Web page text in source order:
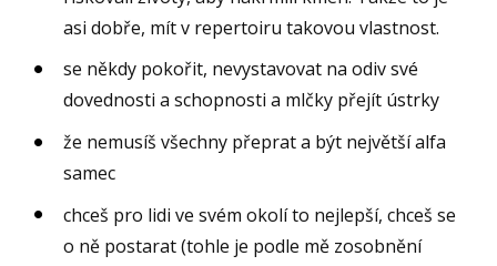
asi dobře, mít v repertoiru takovou vlastnost.
se někdy pokořit, nevystavovat na odiv své
dovednosti a schopnosti a mlčky přejít ústrky
že nemusíš všechny přeprat a být největší alfa
samec
chceš pro lidi ve svém okolí to nejlepší, chceš se
o ně postarat (tohle je podle mě zosobnění